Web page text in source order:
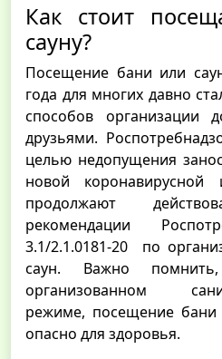
Как стоит
сауну?
Посещение бани или
года для многих давно
способов организации
друзьями.
целью недопущения
новой коронавирусной
продолжают
рекомендации
3.1/2.1.0181-20 по
саун. Важно
организованном
режиме, посещение
опасно для здоровья.